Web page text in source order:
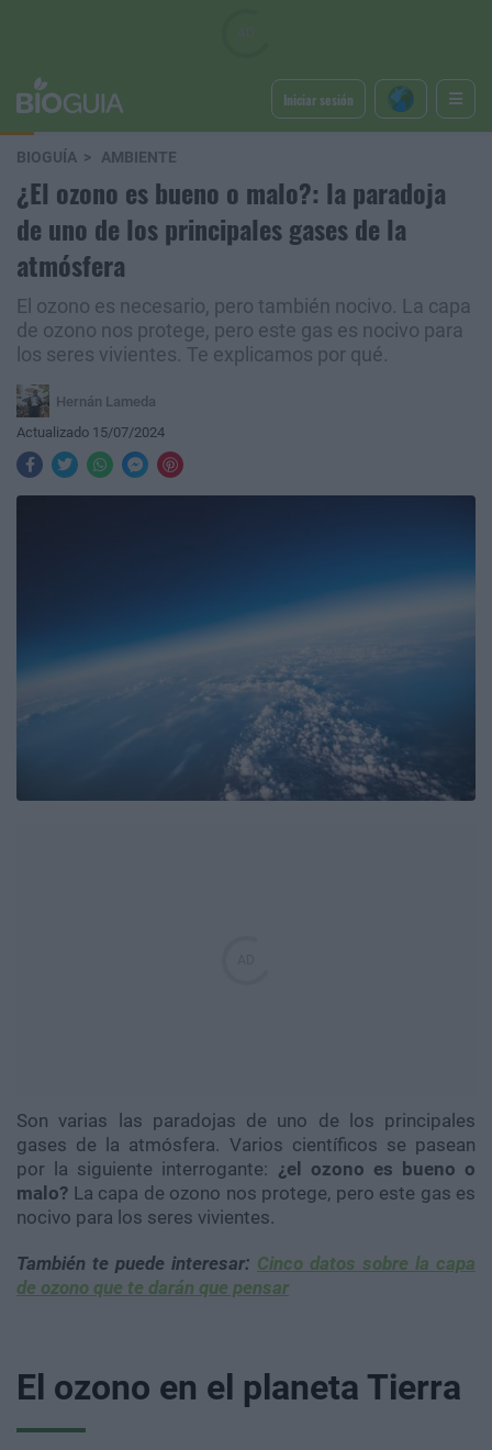
Iniciar sesión
BIOGUÍA AMBIENTE
¿El ozono es bueno o malo?: la paradoja
de uno de los principales gases de la
atmósfera
El ozono es necesario, pero también nocivo. La capa
de ozono nos protege, pero este gas es nocivo para
los seres vivientes. Te explicamos por qué.
Hernán Lameda
Actualizado 15/07/2024
Son varias las paradojas de uno de los principales
gases de la atmósfera. Varios científicos se pasean
por la siguiente interrogante: ¿el ozono es bueno o
malo? La capa de ozono nos protege, pero este gas es
nocivo para los seres vivientes.
También te puede interesar: Cinco datos sobre la capa
de ozono que te darán que pensar
El ozono en el planeta Tierra